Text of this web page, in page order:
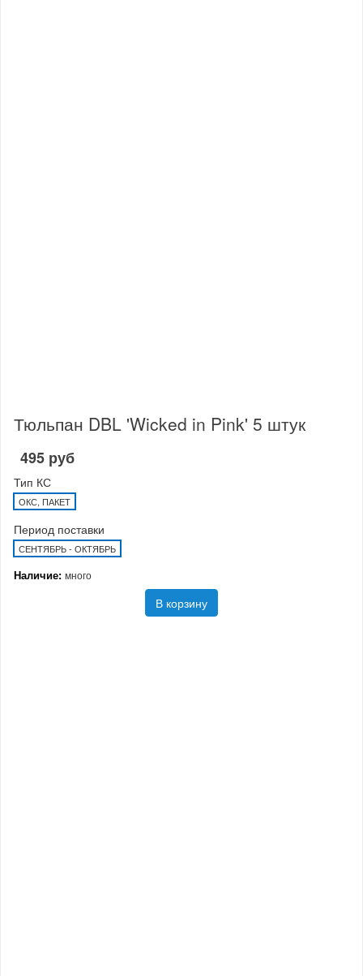
Тюльпан DBL 'Wicked in Pink' 5 штук
495 руб
Тип КС
ОКС, ПАКЕТ
Период поставки
СЕНТЯБРЬ - ОКТЯБРЬ
Наличие: много
В корзину